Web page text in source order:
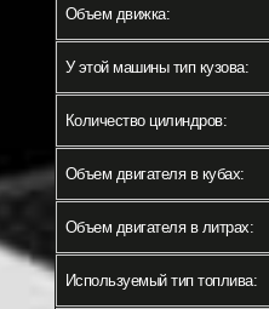
Объем движка:
У этой машины тип кузова:
Количество цилиндров:
Объем двигателя в кубах:
Объем двигателя в литрах:
Используемый тип топлива: